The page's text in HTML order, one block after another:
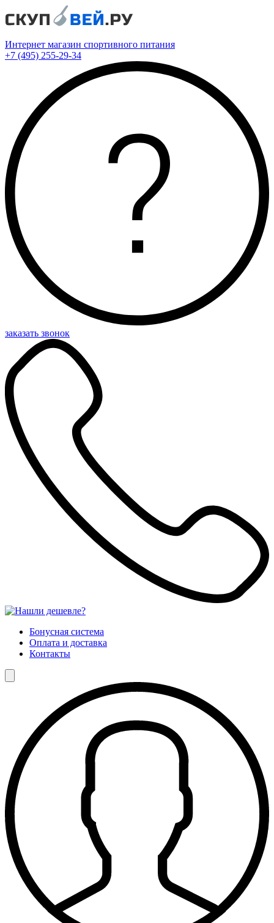
Интернет магазин спортивного питания
+7 (495) 255-29-34
заказать звонок
Бонусная система
Оплата и доставка
Контакты